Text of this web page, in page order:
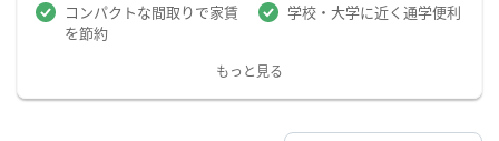
コンパクトな間取りで家賃
を節約
学校・大学に近く通学便利
もっと見る